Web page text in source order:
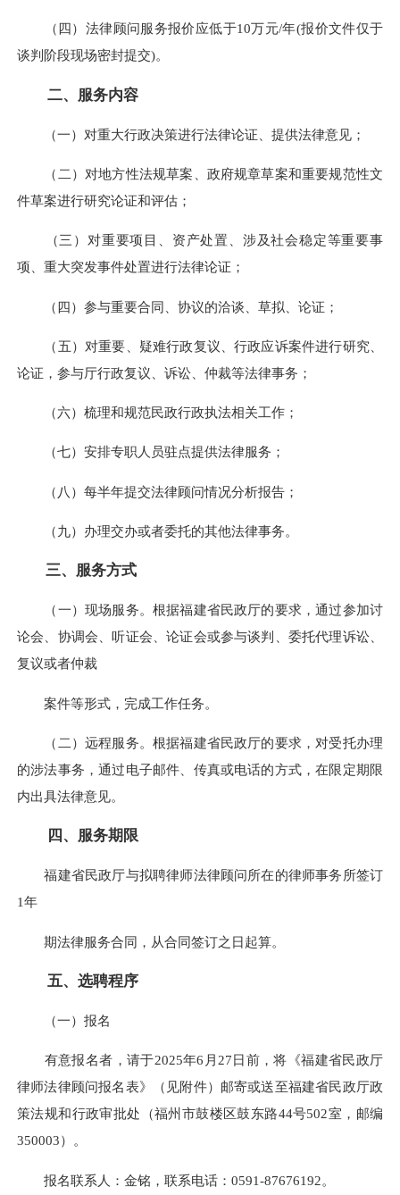
（四）法律顾问服务报价应低于10万元/年(报价文件仅于
谈判阶段现场密封提交)。
二、服务内容
（一）对重大行政决策进行法律论证、提供法律意见；
（二）对地方性法规草案、政府规章草案和重要规范性文
件草案进行研究论证和评估；
（三）对重要项目、资产处置、涉及社会稳定等重要事
项、重大突发事件处置进行法律论证；
（四）参与重要合同、协议的洽谈、草拟、论证；
（五）对重要、疑难行政复议、行政应诉案件进行研究、
论证，参与厅行政复议、诉讼、仲裁等法律事务；
（六）梳理和规范民政行政执法相关工作；
（七）安排专职人员驻点提供法律服务；
（八）每半年提交法律顾问情况分析报告；
（九）办理交办或者委托的其他法律事务。
三、服务方式
（一）现场服务。根据福建省民政厅的要求，通过参加讨
论会、协调会、听证会、论证会或参与谈判、委托代理诉讼、
复议或者仲裁
案件等形式，完成工作任务。
（二）远程服务。根据福建省民政厅的要求，对受托办理
的涉法事务，通过电子邮件、传真或电话的方式，在限定期限
内出具法律意见。
四、服务期限
福建省民政厅与拟聘律师法律顾问所在的律师事务所签订
1年
期法律服务合同，从合同签订之日起算。
五、选聘程序
（一）报名
有意报名者，请于2025年6月27日前，将《福建省民政厅
律师法律顾问报名表》（见附件）邮寄或送至福建省民政厅政
策法规和行政审批处（福州市鼓楼区鼓东路44号502室，邮编
350003）。
报名联系人：金铭，联系电话：0591-87676192。